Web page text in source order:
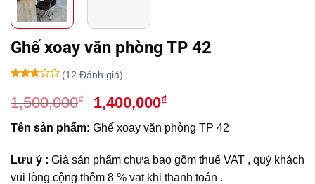
Ghế xoay văn phòng TP 42
trên
dựa
trên
giá
(12 Đánh giá)
1,500,000₫
Giá
gốc
là:
1,500,000₫.
1,400,000₫Giá
hiện
tại
là:
1,400,000₫.
Tên sản phẩm: Ghế xoay văn phòng TP 42
Lưu ý : Giá sản phẩm chưa bao gồm thuế VAT , quý khách
vui lòng cộng thêm 8 % vat khi thanh toán .